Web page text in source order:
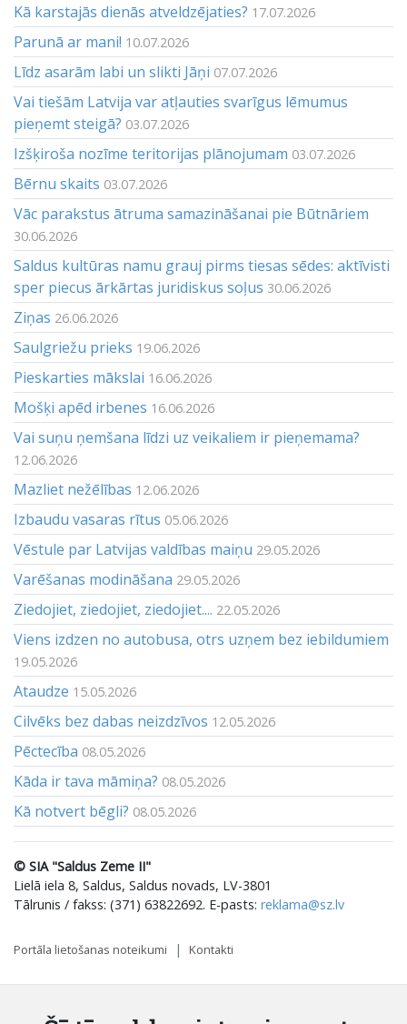
Kā karstajās dienās atveldzējaties? 17.07.2026
Parunā ar mani! 10.07.2026
Līdz asarām labi un slikti Jāņi 07.07.2026
Vai tiešām Latvija var atļauties svarīgus lēmumus
pieņemt steigā? 03.07.2026
Izšķiroša nozīme teritorijas plānojumam 03.07.2026
Bērnu skaits 03.07.2026
Vāc parakstus ātruma samazināšanai pie Būtnāriem
30.06.2026
Saldus kultūras namu grauj pirms tiesas sēdes: aktīvisti
sper piecus ārkārtas juridiskus soļus 30.06.2026
Ziņas 26.06.2026
Saulgriežu prieks 19.06.2026
Pieskarties mākslai 16.06.2026
Mošķi apēd irbenes 16.06.2026
Vai suņu ņemšana līdzi uz veikaliem ir pieņemama?
12.06.2026
Mazliet nežēlības 12.06.2026
Izbaudu vasaras rītus 05.06.2026
Vēstule par Latvijas valdības maiņu 29.05.2026
Varēšanas modināšana 29.05.2026
Ziedojiet, ziedojiet, ziedojiet.... 22.05.2026
Viens izdzen no autobusa, otrs uzņem bez iebildumiem
19.05.2026
Ataudze 15.05.2026
Cilvēks bez dabas neizdzīvos 12.05.2026
Pēctecība 08.05.2026
Kāda ir tava māmiņa? 08.05.2026
Kā notvert bēgli? 08.05.2026
© SIA "Saldus Zeme II"
Lielā iela 8, Saldus, Saldus novads, LV-3801
Tālrunis / fakss: (371) 63822692. E-pasts: reklama@sz.lv
Portāla lietošanas noteikumi Kontakti